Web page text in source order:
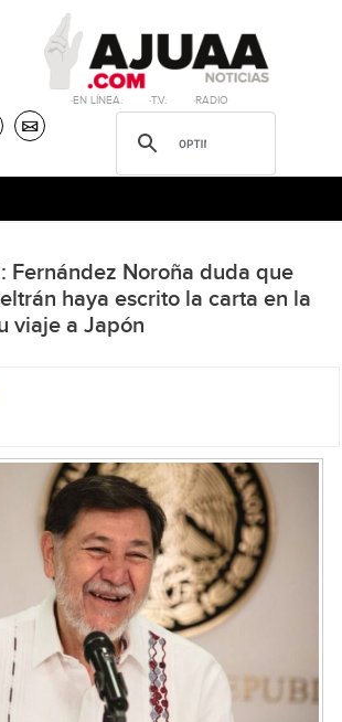
·EN LÍNEA. ·T.V. ·RADIO
Fernández Noroña duda que
haya escrito la carta en la
viaje a Japón